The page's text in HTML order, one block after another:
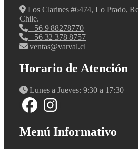
Los Clarines #6474, Lo Prado,
Chile.
+56 9 88278770
+56 32 378 8757
ventas@varval.cl
Horario de Atención
Lunes a Jueves: 9:30 a 17:30
Menú Informativo